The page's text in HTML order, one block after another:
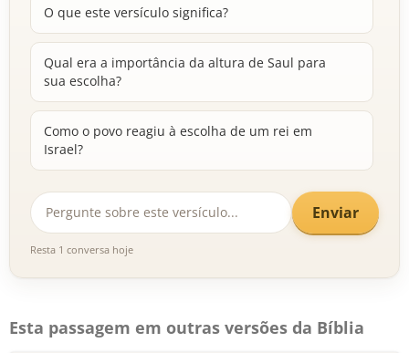
O que este versículo significa?
Qual era a importância da altura de Saul para
sua escolha?
Como o povo reagiu à escolha de um rei em
Israel?
Enviar
Resta 1 conversa hoje
Esta passagem em outras versões da Bíblia